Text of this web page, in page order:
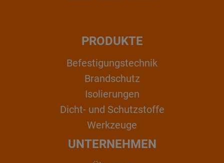
PRODUKTE
Befestigungstechnik
Brandschutz
Isolierungen
Dicht- und Schutzstoffe
Werkzeuge
UNTERNEHMEN